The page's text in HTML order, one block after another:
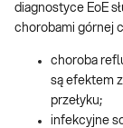
diagnostyce EoE
chorobami górnej
choroba
są efektem
przełyku;
infekcyjne